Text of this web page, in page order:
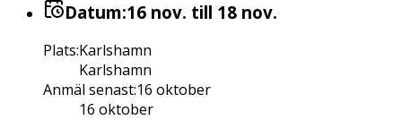
Datum:16 nov. till 18 nov.
Plats:Karlshamn
Karlshamn
Anmäl senast:16 oktober
16 oktober